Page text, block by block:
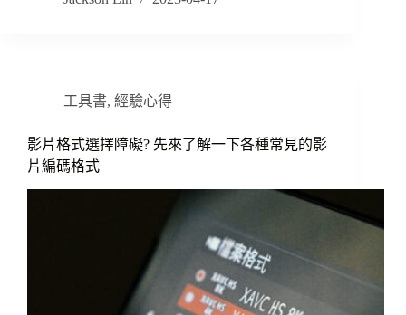
工具書, 經驗心得
影片格式選擇障礙? 先來了解一下各種常見的影
片編碼格式